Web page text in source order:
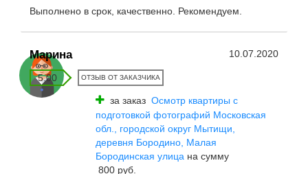
Выполнено в срок, качественно. Рекомендуем.
Марина 10.07.2020
5.00 ОТЗЫВ ОТ ЗАКАЗЧИКА
за заказ Осмотр квартиры с
подготовкой фотографий Московская
обл., городской округ Мытищи,
деревня Бородино, Малая
Бородинская улица на сумму
800 руб.